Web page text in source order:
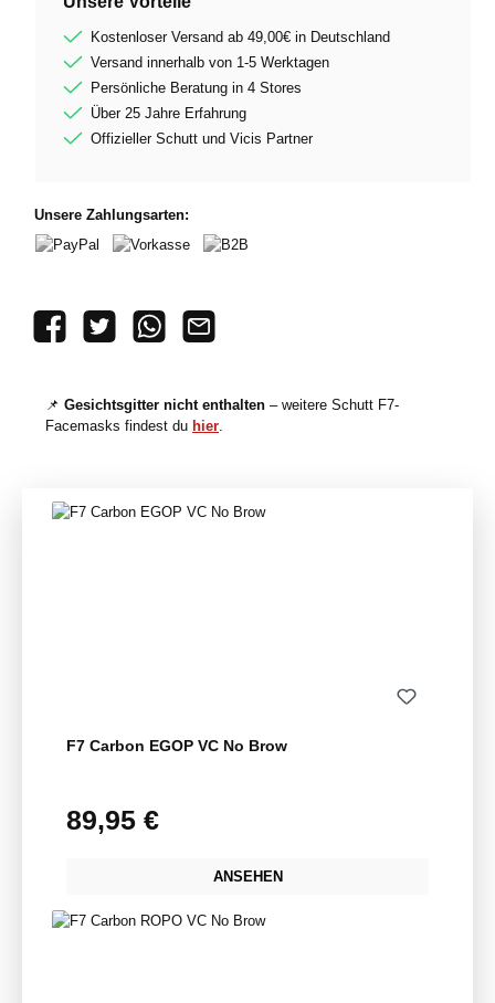
Kostenloser Versand ab 49,00€ in Deutschland
Versand innerhalb von 1-5 Werktagen
Persönliche Beratung in 4 Stores
Über 25 Jahre Erfahrung
Offizieller Schutt und Vicis Partner
Unsere Zahlungsarten:
📌 Gesichtsgitter nicht enthalten – weitere Schutt F7-
Facemasks findest du hier.
Produktgalerie überspringen
F7 Carbon EGOP VC No Brow
Regulärer Preis:
89,95 €
ANSEHEN